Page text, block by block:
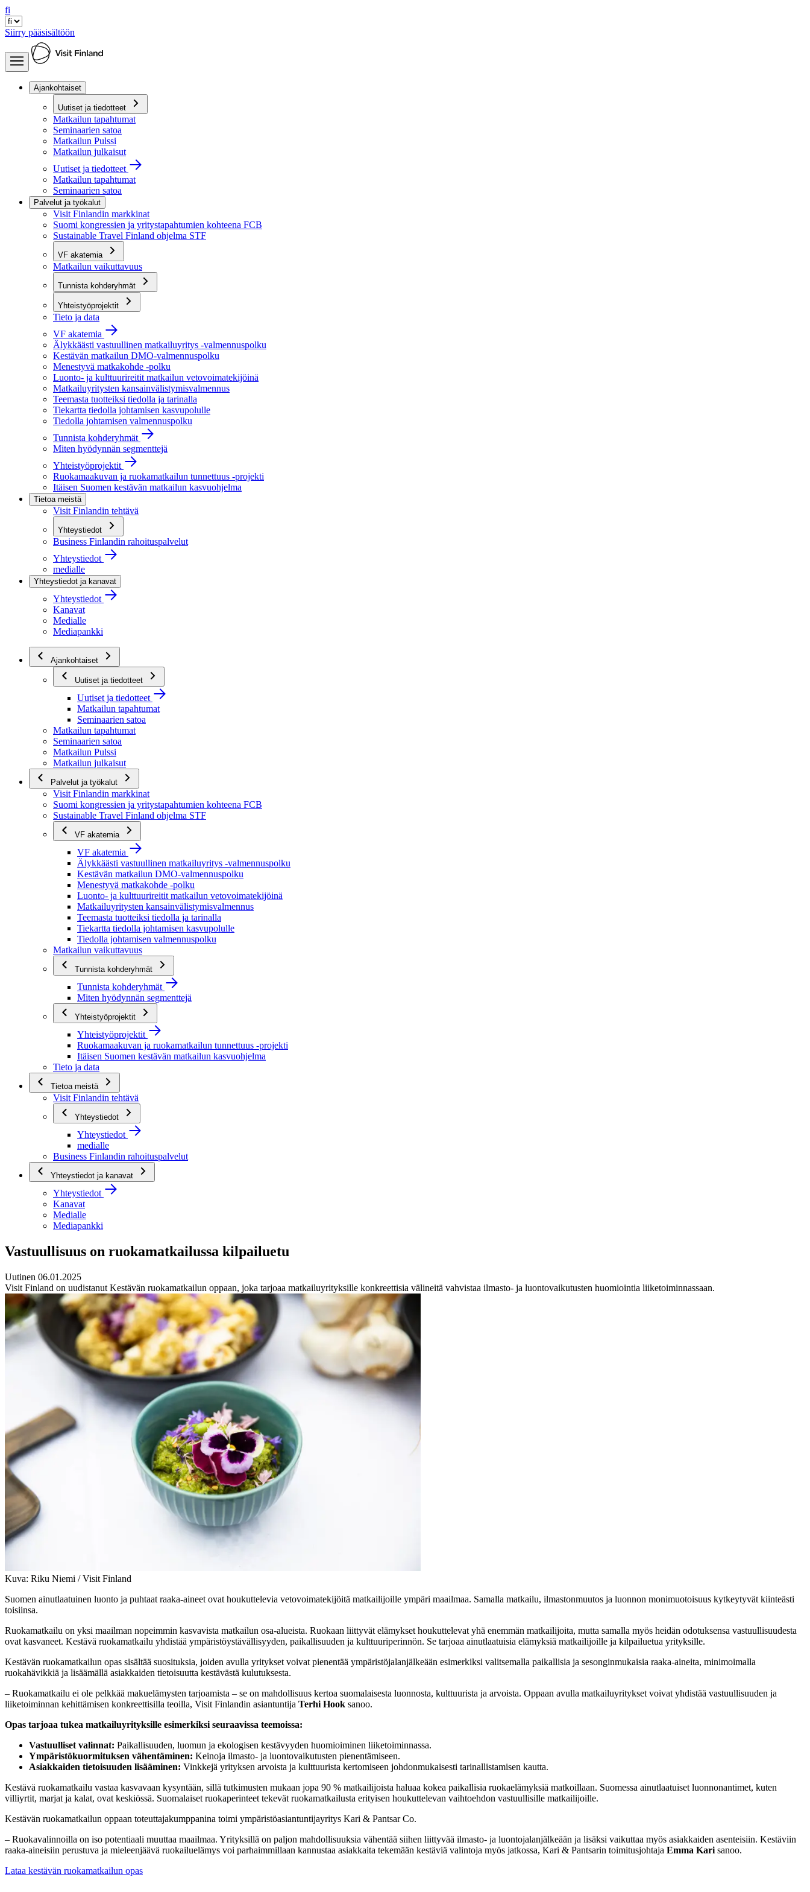
fi
Siirry pääsisältöön
Ajankohtaiset
Uutiset ja tiedotteet
Matkailun tapahtumat
Seminaarien satoa
Matkailun Pulssi
Matkailun julkaisut
Uutiset ja tiedotteet
Matkailun tapahtumat
Seminaarien satoa
Palvelut ja työkalut
Visit Finlandin markkinat
Suomi kongressien ja yritystapahtumien kohteena FCB
Sustainable Travel Finland ohjelma STF
VF akatemia
Matkailun vaikuttavuus
Tunnista kohderyhmät
Yhteistyöprojektit
Tieto ja data
VF akatemia
Älykkäästi vastuullinen matkailuyritys -valmennuspolku
Kestävän matkailun DMO-valmennuspolku
Menestyvä matkakohde -polku
Luonto- ja kulttuurireitit matkailun vetovoimatekijöinä
Matkailuyritysten kansainvälistymisvalmennus
Teemasta tuotteiksi tiedolla ja tarinalla
Tiekartta tiedolla johtamisen kasvupolulle
Tiedolla johtamisen valmennuspolku
Tunnista kohderyhmät
Miten hyödynnän segmenttejä
Yhteistyöprojektit
Ruokamaakuvan ja ruokamatkailun tunnettuus -projekti
Itäisen Suomen kestävän matkailun kasvuohjelma
Tietoa meistä
Visit Finlandin tehtävä
Yhteystiedot
Business Finlandin rahoituspalvelut
Yhteystiedot
medialle
Yhteystiedot ja kanavat
Yhteystiedot
Kanavat
Medialle
Mediapankki
Ajankohtaiset
Uutiset ja tiedotteet
Uutiset ja tiedotteet
Matkailun tapahtumat
Seminaarien satoa
Matkailun tapahtumat
Seminaarien satoa
Matkailun Pulssi
Matkailun julkaisut
Palvelut ja työkalut
Visit Finlandin markkinat
Suomi kongressien ja yritystapahtumien kohteena FCB
Sustainable Travel Finland ohjelma STF
VF akatemia
VF akatemia
Älykkäästi vastuullinen matkailuyritys -valmennuspolku
Kestävän matkailun DMO-valmennuspolku
Menestyvä matkakohde -polku
Luonto- ja kulttuurireitit matkailun vetovoimatekijöinä
Matkailuyritysten kansainvälistymisvalmennus
Teemasta tuotteiksi tiedolla ja tarinalla
Tiekartta tiedolla johtamisen kasvupolulle
Tiedolla johtamisen valmennuspolku
Matkailun vaikuttavuus
Tunnista kohderyhmät
Tunnista kohderyhmät
Miten hyödynnän segmenttejä
Yhteistyöprojektit
Yhteistyöprojektit
Ruokamaakuvan ja ruokamatkailun tunnettuus -projekti
Itäisen Suomen kestävän matkailun kasvuohjelma
Tieto ja data
Tietoa meistä
Visit Finlandin tehtävä
Yhteystiedot
Yhteystiedot
medialle
Business Finlandin rahoituspalvelut
Yhteystiedot ja kanavat
Yhteystiedot
Kanavat
Medialle
Mediapankki
Vastuullisuus on ruokamatkailussa kilpailuetu
Uutinen 06.01.2025
Visit Finland on uudistanut Kestävän ruokamatkailun oppaan, joka tarjoaa matkailuyrityksille konkreettisia välineitä vahvistaa ilmasto- ja luontovaikutusten huomiointia liiketoiminnassaan.
Kuva: Riku Niemi / Visit Finland
Suomen ainutlaatuinen luonto ja puhtaat raaka-aineet ovat houkuttelevia vetovoimatekijöitä matkailijoille ympäri maailmaa. Samalla matkailu, ilmastonmuutos ja luonnon monimuotoisuus kytkeytyvät kiinteästi
toisiinsa.
Ruokamatkailu on yksi maailman nopeimmin kasvavista matkailun osa-alueista. Ruokaan liittyvät elämykset houkuttelevat yhä enemmän matkailijoita, mutta samalla myös heidän odotuksensa vastuullisuudesta
ovat kasvaneet. Kestävä ruokamatkailu yhdistää ympäristöystävällisyyden, paikallisuuden ja kulttuuriperinnön. Se tarjoaa ainutlaatuisia elämyksiä matkailijoille ja kilpailuetua yrityksille.
Kestävän ruokamatkailun opas sisältää suosituksia, joiden avulla yritykset voivat pienentää ympäristöjalanjälkeään esimerkiksi valitsemalla paikallisia ja sesonginmukaisia raaka-aineita, minimoimalla
ruokahävikkiä ja lisäämällä asiakkaiden tietoisuutta kestävästä kulutuksesta.
– Ruokamatkailu ei ole pelkkää makuelämysten tarjoamista – se on mahdollisuus kertoa suomalaisesta luonnosta, kulttuurista ja arvoista. Oppaan avulla matkailuyritykset voivat yhdistää vastuullisuuden ja
liiketoiminnan kehittämisen konkreettisilla teoilla, Visit Finlandin asiantuntija Terhi Hook sanoo.
Opas tarjoaa tukea matkailuyrityksille esimerkiksi seuraavissa teemoissa:
Vastuulliset valinnat: Paikallisuuden, luomun ja ekologisen kestävyyden huomioiminen liiketoiminnassa.
Ympäristökuormituksen vähentäminen: Keinoja ilmasto- ja luontovaikutusten pienentämiseen.
Asiakkaiden tietoisuuden lisääminen: Vinkkejä yrityksen arvoista ja kulttuurista kertomiseen johdonmukaisesti tarinallistamisen kautta.
Kestävä ruokamatkailu vastaa kasvavaan kysyntään, sillä tutkimusten mukaan jopa 90 % matkailijoista haluaa kokea paikallisia ruokaelämyksiä matkoillaan. Suomessa ainutlaatuiset luonnonantimet, kuten
villiyrtit, marjat ja kalat, ovat keskiössä. Suomalaiset ruokaperinteet tekevät ruokamatkailusta erityisen houkuttelevan vaihtoehdon vastuullisille matkailijoille.
Kestävän ruokamatkailun oppaan toteuttajakumppanina toimi ympäristöasiantuntijayritys Kari & Pantsar Co.
– Ruokavalinnoilla on iso potentiaali muuttaa maailmaa. Yrityksillä on paljon mahdollisuuksia vähentää siihen liittyvää ilmasto- ja luontojalanjälkeään ja lisäksi vaikuttaa myös asiakkaiden asenteisiin. Kestäviin
raaka-aineisiin perustuva ja mieleenjäävä ruokailuelämys voi parhaimmillaan kannustaa asiakkaita tekemään kestäviä valintoja myös jatkossa, Kari & Pantsarin toimitusjohtaja Emma Kari sanoo.
Lataa kestävän ruokamatkailun opas